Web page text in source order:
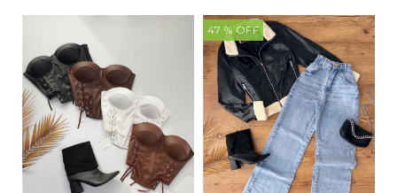
47 % OFF